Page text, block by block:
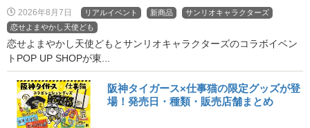
2026年8月7日 リアルイベント 新商品
サンリオキャラクターズ
恋せよまやかし天使ども
恋せよまやかし天使どもとサンリオキャラクターズのコラボイベン
トPOP UP SHOPが東...
阪神タイガース×仕事猫の限定グッズが登
場！発売日・種類・販売店舗まとめ